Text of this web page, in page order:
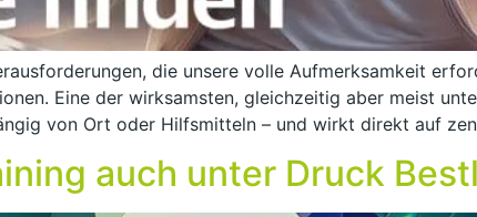
die unsere volle Aufmerksamkeit
Eine der wirksamsten, gleichzeitig aber meist
von Ort oder Hilfsmitteln – und wirkt direkt auf
auch unter Druck